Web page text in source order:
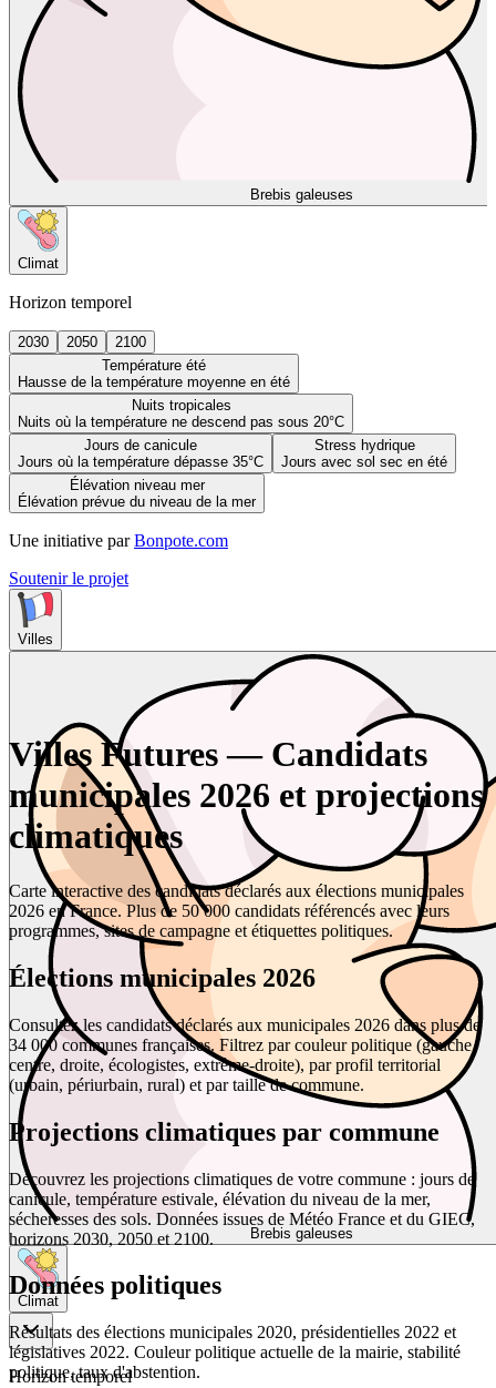
Brebis galeuses
Climat
Horizon temporel
2030 2050
2100
Température été
Hausse de la température moyenne en été
Nuits tropicales
Nuits où la température ne descend pas sous 20°C
Jours de canicule
Jours où la température dépasse 35°C
Stress hydrique
Jours avec sol sec en été
Élévation niveau mer
Élévation prévue du niveau de la mer
Une initiative par Bonpote.com
Soutenir le projet
Villes
Brebis galeuses
Climat
Horizon temporel
Villes Futures — Candidats
municipales 2026 et projections
climatiques
Carte interactive des candidats déclarés aux élections municipales
2026 en France. Plus de 50 000 candidats référencés avec leurs
programmes, sites de campagne et étiquettes politiques.
Élections municipales 2026
Consultez les candidats déclarés aux municipales 2026 dans plus de
34 000 communes françaises. Filtrez par couleur politique (gauche,
centre, droite, écologistes, extrême-droite), par profil territorial
(urbain, périurbain, rural) et par taille de commune.
Projections climatiques par commune
Découvrez les projections climatiques de votre commune : jours de
canicule, température estivale, élévation du niveau de la mer,
sécheresses des sols. Données issues de Météo France et du GIEC,
horizons 2030, 2050 et 2100.
Données politiques
Résultats des élections municipales 2020, présidentielles 2022 et
législatives 2022. Couleur politique actuelle de la mairie, stabilité
politique, taux d'abstention.